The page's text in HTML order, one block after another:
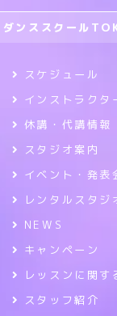
ダンススクール
スケジュール
インストラクタ
休講・代講情報
スタジオ案内
イベント・発表
レンタルスタジ
NEWS
キャンペーン
レッスンに関す
スタッフ紹介